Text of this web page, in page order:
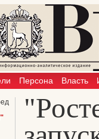
Персона Власть